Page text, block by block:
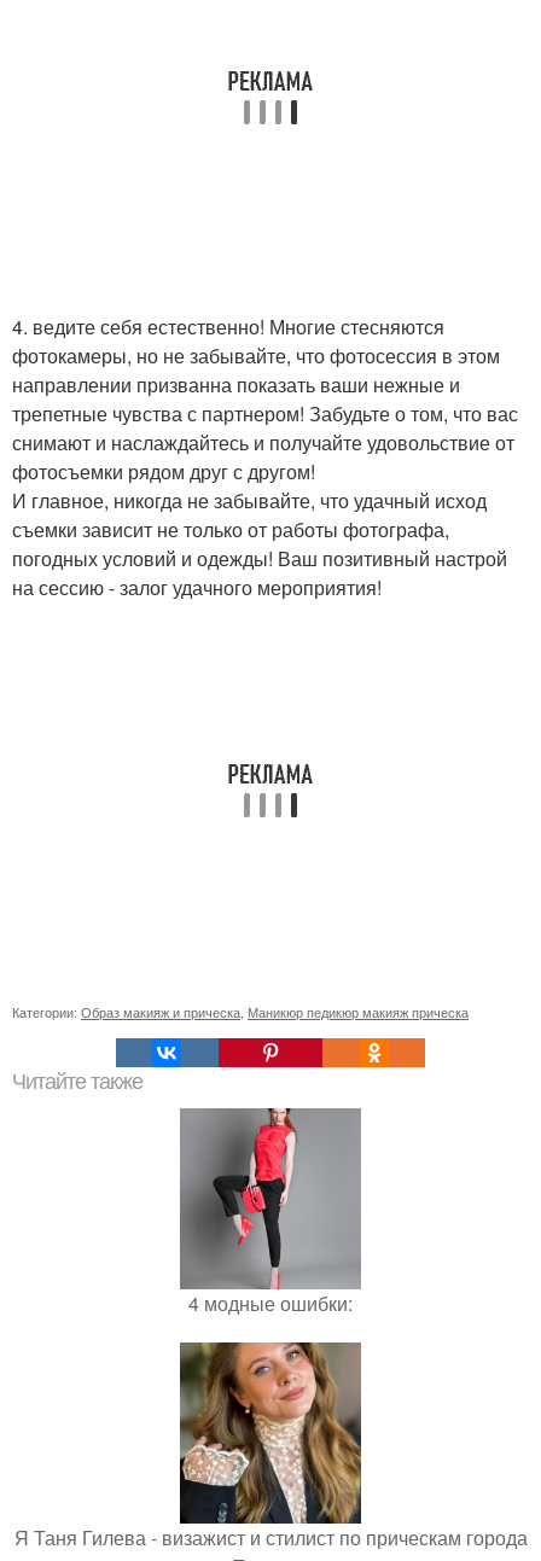
4. ведите себя естественно! Многие стесняются
фотокамеры, но не забывайте, что фотосессия в этом
направлении призванна показать ваши нежные и
трепетные чувства с партнером! Забудьте о том, что вас
снимают и наслаждайтесь и получайте удовольствие от
фотосъемки рядом друг с другом!
И главное, никогда не забывайте, что удачный исход
съемки зависит не только от работы фотографа,
погодных условий и одежды! Ваш позитивный настрой
на сессию - залог удачного мероприятия!
Категории: Образ макияж и прическа Маникюр педикюр макияж прическа
Читайте также
4 модные ошибки:
Я Таня Гилева - визажист и стилист по прическам города